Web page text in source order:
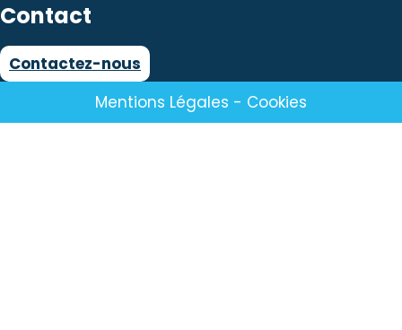
Contact
Contactez-nous
Mentions Légales - Cookies